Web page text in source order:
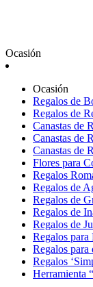
Ocasión
Ocasión
Regalos de
Regalos de
Canastas de
Canastas de
Canastas de
Flores para
Regalos
Regalos de
Regalos de
Regalos de
Regalos de
Regalos para
Regalos para
Regalos
Herramienta